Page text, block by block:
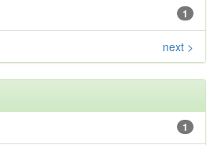
1
next >
1